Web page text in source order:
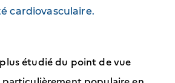
cardiovasculaire.
plus étudié du point de vue